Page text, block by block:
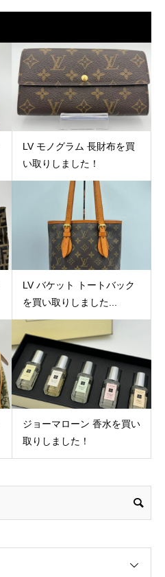
LV モノグラム 長財布を買
い取りしました！
LV バケット トートバック
を買い取りしました...
ジョーマローン 香水を買い
取りしました！